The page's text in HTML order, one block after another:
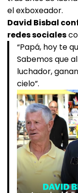
el exboxeador.
David Bisbal
redes sociales
“Papá, hoy te
Sabemos que
luchador,
cielo”.